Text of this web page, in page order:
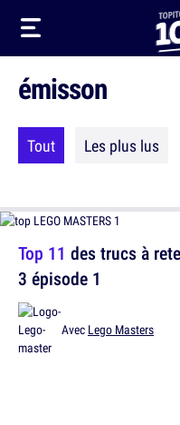
émisson
Tout Les plus lus
Top 11 des trucs à
3 épisode 1
Avec Lego Masters